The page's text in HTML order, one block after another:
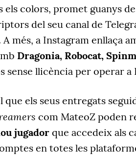
els colors, promet guanys
del seu canal de
més, a Instagram enllaça
Dragonia, Robocat,
sense llicència per operar a
que els seus entregats
com MateoZ poden
jugador que accedeix als
en totes les